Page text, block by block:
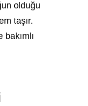
olduğu
taşır.